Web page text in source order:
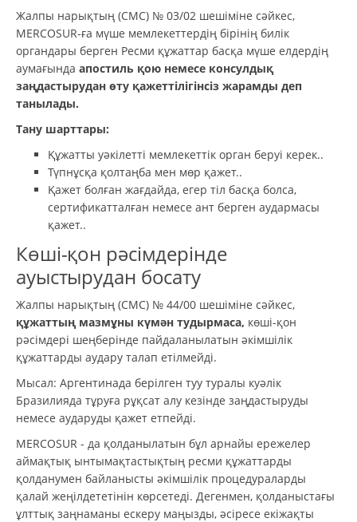
Жалпы нарықтың (CMC) № 03/02 шешіміне сәйкес,
MERCOSUR-ға мүше мемлекеттердің бірінің билік
органдары берген Ресми құжаттар басқа мүше елдердің
аумағында апостиль қою немесе консулдық
заңдастырудан өту қажеттілігінсіз жарамды деп
танылады.
Тану шарттары:
Құжатты уәкілетті мемлекеттік орган беруі керек..
Түпнұсқа қолтаңба мен мөр қажет..
Қажет болған жағдайда, егер тіл басқа болса,
сертификатталған немесе ант берген аудармасы
қажет..
Көші-қон рәсімдерінде
ауыстырудан босату
Жалпы нарықтың (CMC) № 44/00 шешіміне сәйкес,
құжаттың мазмұны күмән тудырмаса, көші-қон
рәсімдері шеңберінде пайдаланылатын әкімшілік
құжаттарды аудару талап етілмейді.
Мысал: Аргентинада берілген туу туралы куәлік
Бразилияда тұруға рұқсат алу кезінде заңдастыруды
немесе аударуды қажет етпейді.
MERCOSUR - да қолданылатын бұл арнайы ережелер
аймақтық ынтымақтастықтың ресми құжаттарды
қолданумен байланысты әкімшілік процедураларды
қалай жеңілдететінін көрсетеді. Дегенмен, қолданыстағы
ұлттық заңнаманы ескеру маңызды, әсіресе екіжақты